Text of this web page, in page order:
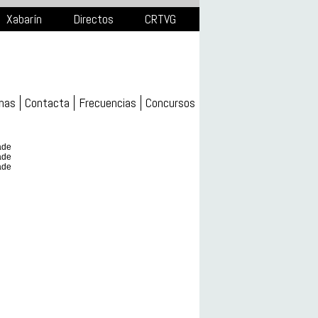
Xabarín Directos CRTVG
Contacta Frecuencias Concursos